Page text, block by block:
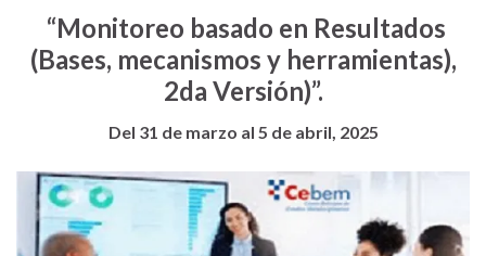
“Monitoreo basado en Resultados
(Bases, mecanismos y herramientas),
2da Versión)”.
Del 31 de marzo al 5 de abril, 2025